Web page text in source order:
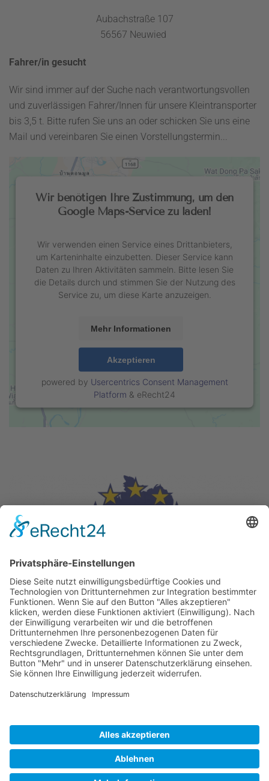
Aubachstraße 107
56567 Neuwied
Fahrer/in gesucht
Wir sind immer auf der Suche nach verantwortungsvollen
und zuverlässigen Fahrer/Innen für unsere Kleintransporter
bis 3,5 t. Bitte rufen Sie uns an oder schicken Sie uns eine
Mail und vereinbaren Sie einen Vorstellungstermin...
Wir benötigen Ihre Zustimmung, um den
Google Maps-Service zu laden!
Wir verwenden einen Service eines Drittanbieters,
um Karteninhalte einzubetten. Dieser Service kann
Daten zu Ihren Aktivitäten sammeln. Bitte lesen Sie
die Details durch und stimmen Sie der Nutzung des
Service zu, um diese Karte anzuzeigen.
Mehr Informationen
Akzeptieren
powered by Usercentrics Consent Management
Platform & eRecht24
COPYRIGHT © T.R.T. TRANSPORTE & LOGISTIC -
ALLE RECHTE VORBEHALTEN
START KONTAKT